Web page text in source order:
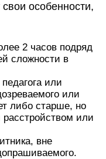
особенности,
2 часов подряд
сложности в
или
или
либо старше, но
или
вне